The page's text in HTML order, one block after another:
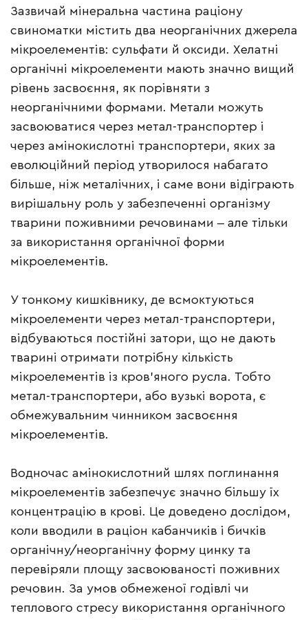
Зазвичай мінеральна частина раціону
свиноматки містить два неорганічних джерела
мікроелементів: сульфати й оксиди. Хелатні
органічні мікроелементи мають значно вищий
рівень засвоєння, як порівняти з
неорганічними формами. Метали можуть
засвоюватися через метал-транспортер і
через амінокислотні транспортери, яких за
еволюційний період утворилося набагато
більше, ніж металічних, і саме вони відіграють
вирішальну роль у забезпеченні організму
тварини поживними речовинами ‒ але тільки
за використання органічної форми
мікроелементів.
У тонкому кишківнику, де всмоктуються
мікроелементи через метал-транспортери,
відбуваються постійні затори, що не дають
тварині отримати потрібну кількість
мікроелементів із кров’яного русла. Тобто
метал-транспортери, або вузькі ворота, є
обмежувальним чинником засвоєння
мікроелементів.
Водночас амінокислотний шлях поглинання
мікроелементів забезпечує значно більшу їх
концентрацію в крові. Це доведено дослідом,
коли вводили в раціон кабанчиків і бичків
органічну/неорганічну форму цинку та
перевіряли площу засвоюваності поживних
речовин. За умов обмеженої годівлі чи
теплового стресу використання органічного